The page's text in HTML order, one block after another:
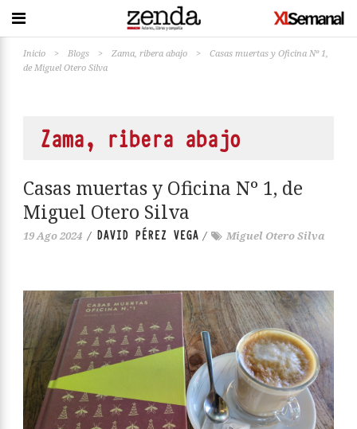
Inicio > Blogs > Zama, ribera abajo >
Casas muertas y Oficina Nº 1,
de Miguel Otero Silva
Zama, ribera abajo
Casas muertas y Oficina Nº 1, de
Miguel Otero Silva
19 Ago 2024 / DAVID PÉREZ VEGA / Miguel Otero Silva